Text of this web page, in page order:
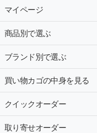
マイページ
商品別で選ぶ
ブランド別で選ぶ
買い物カゴの中身を見る
クイックオーダー
取り寄せオーダー